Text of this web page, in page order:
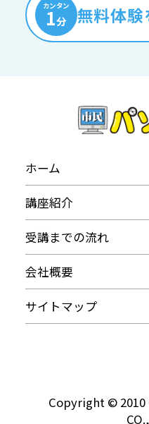
カンタン
1分 無料体験
ホーム
講座紹介
受講までの流れ
会社概要
サイトマップ
Copyright © 2010